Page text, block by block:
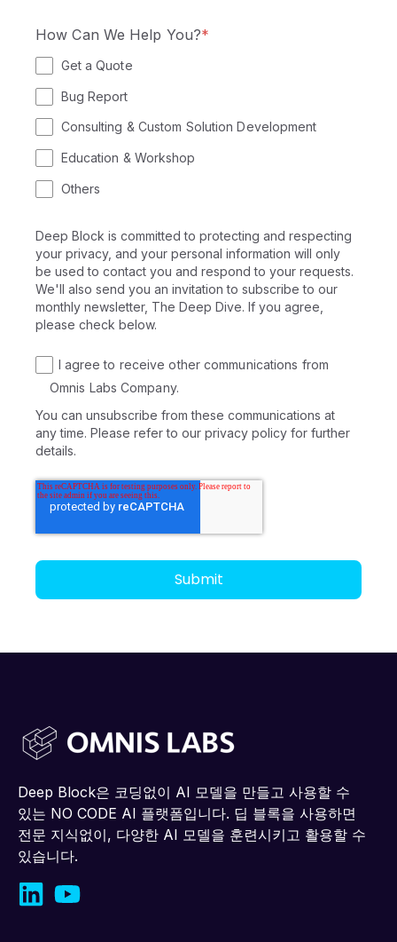
How Can We Help You?*
Get a Quote
Bug Report
Consulting & Custom Solution Development
Education & Workshop
Others
Deep Block is committed to protecting and respecting
your privacy, and your personal information will only
be used to contact you and respond to your requests.
We'll also send you an invitation to subscribe to our
monthly newsletter, The Deep Dive. If you agree,
please check below.
I agree to receive other communications from
Omnis Labs Company.
You can unsubscribe from these communications at
any time. Please refer to our privacy policy for further
details.
Deep Block은 코딩없이 AI 모델을 만들고 사용할 수
있는 NO CODE AI 플랫폼입니다. 딥 블록을 사용하면
전문 지식없이, 다양한 AI 모델을 훈련시키고 활용할 수
있습니다.